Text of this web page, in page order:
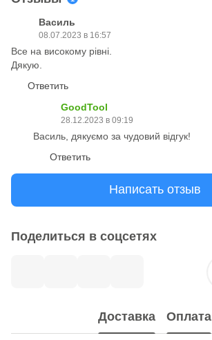
Василь
08.07.2023 в 16:57
Все на високому рівні.
Дякую.
Ответить
GoodTool
28.12.2023 в 09:19
Василь, дякуємо за чудовий відгук!
Ответить
Написать отзыв
Поделиться в соцсетях
Доставка Оплата